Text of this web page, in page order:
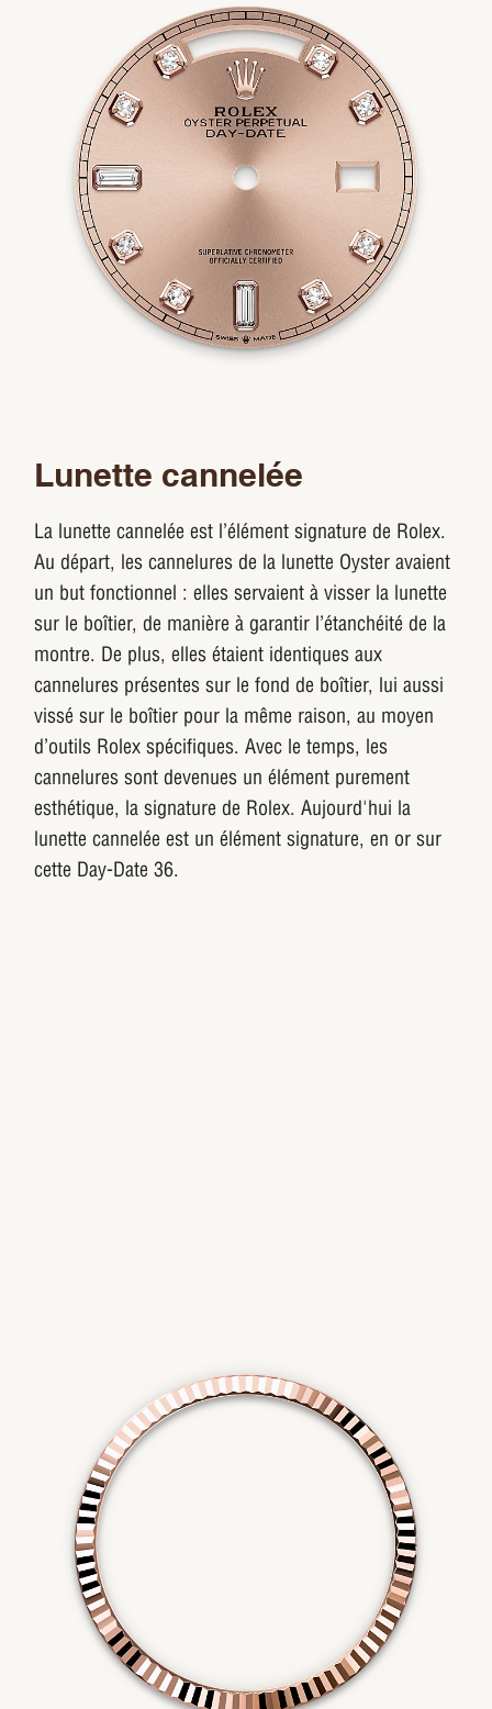
Lunette cannelée
La lunette cannelée est l’élément signature de Rolex.
Au départ, les cannelures de la lunette Oyster avaient
un but fonctionnel : elles servaient à visser la lunette
sur le boîtier, de manière à garantir l’étanchéité de la
montre. De plus, elles étaient identiques aux
cannelures présentes sur le fond de boîtier, lui aussi
vissé sur le boîtier pour la même raison, au moyen
d’outils Rolex spécifiques. Avec le temps, les
cannelures sont devenues un élément purement
esthétique, la signature de Rolex. Aujourd'hui la
lunette cannelée est un élément signature, en or sur
cette Day-Date 36.